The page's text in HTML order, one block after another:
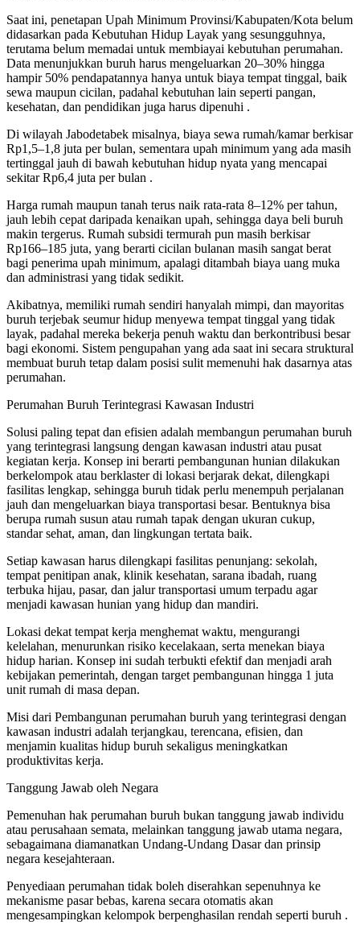
Saat ini, penetapan Upah Minimum Provinsi/Kabupaten/Kota belum
didasarkan pada Kebutuhan Hidup Layak yang sesungguhnya,
terutama belum memadai untuk membiayai kebutuhan perumahan.
Data menunjukkan buruh harus mengeluarkan 20–30% hingga
hampir 50% pendapatannya hanya untuk biaya tempat tinggal, baik
sewa maupun cicilan, padahal kebutuhan lain seperti pangan,
kesehatan, dan pendidikan juga harus dipenuhi .
Di wilayah Jabodetabek misalnya, biaya sewa rumah/kamar berkisar
Rp1,5–1,8 juta per bulan, sementara upah minimum yang ada masih
tertinggal jauh di bawah kebutuhan hidup nyata yang mencapai
sekitar Rp6,4 juta per bulan .
Harga rumah maupun tanah terus naik rata-rata 8–12% per tahun,
jauh lebih cepat daripada kenaikan upah, sehingga daya beli buruh
makin tergerus. Rumah subsidi termurah pun masih berkisar
Rp166–185 juta, yang berarti cicilan bulanan masih sangat berat
bagi penerima upah minimum, apalagi ditambah biaya uang muka
dan administrasi yang tidak sedikit.
Akibatnya, memiliki rumah sendiri hanyalah mimpi, dan mayoritas
buruh terjebak seumur hidup menyewa tempat tinggal yang tidak
layak, padahal mereka bekerja penuh waktu dan berkontribusi besar
bagi ekonomi. Sistem pengupahan yang ada saat ini secara struktural
membuat buruh tetap dalam posisi sulit memenuhi hak dasarnya atas
perumahan.
Perumahan Buruh Terintegrasi Kawasan Industri
Solusi paling tepat dan efisien adalah membangun perumahan buruh
yang terintegrasi langsung dengan kawasan industri atau pusat
kegiatan kerja. Konsep ini berarti pembangunan hunian dilakukan
berkelompok atau berklaster di lokasi berjarak dekat, dilengkapi
fasilitas lengkap, sehingga buruh tidak perlu menempuh perjalanan
jauh dan mengeluarkan biaya transportasi besar. Bentuknya bisa
berupa rumah susun atau rumah tapak dengan ukuran cukup,
standar sehat, aman, dan lingkungan tertata baik.
Setiap kawasan harus dilengkapi fasilitas penunjang: sekolah,
tempat penitipan anak, klinik kesehatan, sarana ibadah, ruang
terbuka hijau, pasar, dan jalur transportasi umum terpadu agar
menjadi kawasan hunian yang hidup dan mandiri.
Lokasi dekat tempat kerja menghemat waktu, mengurangi
kelelahan, menurunkan risiko kecelakaan, serta menekan biaya
hidup harian. Konsep ini sudah terbukti efektif dan menjadi arah
kebijakan pemerintah, dengan target pembangunan hingga 1 juta
unit rumah di masa depan.
Misi dari Pembangunan perumahan buruh yang terintegrasi dengan
kawasan industri adalah terjangkau, terencana, efisien, dan
menjamin kualitas hidup buruh sekaligus meningkatkan
produktivitas kerja.
Tanggung Jawab oleh Negara
Pemenuhan hak perumahan buruh bukan tanggung jawab individu
atau perusahaan semata, melainkan tanggung jawab utama negara,
sebagaimana diamanatkan Undang-Undang Dasar dan prinsip
negara kesejahteraan.
Penyediaan perumahan tidak boleh diserahkan sepenuhnya ke
mekanisme pasar bebas, karena secara otomatis akan
mengesampingkan kelompok berpenghasilan rendah seperti buruh .